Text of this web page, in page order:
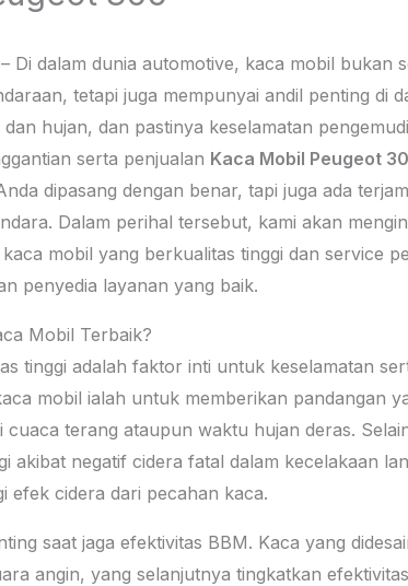
– Di dalam dunia automotive, kaca mobil bukan
tetapi juga mempunyai andil penting di
hujan, dan pastinya keselamatan
serta penjualan Kaca Mobil Peugeot
dipasang dengan benar, tapi juga ada
Dalam perihal tersebut, kami akan
mobil yang berkualitas tinggi dan service
penyedia layanan yang baik.
Mobil Terbaik?
tinggi adalah faktor inti untuk keselamatan
mobil ialah untuk memberikan pandangan
cuaca terang ataupun waktu hujan deras.
akibat negatif cidera fatal dalam kecelakaan
efek cidera dari pecahan kaca.
saat jaga efektivitas BBM. Kaca yang
angin, yang selanjutnya tingkatkan